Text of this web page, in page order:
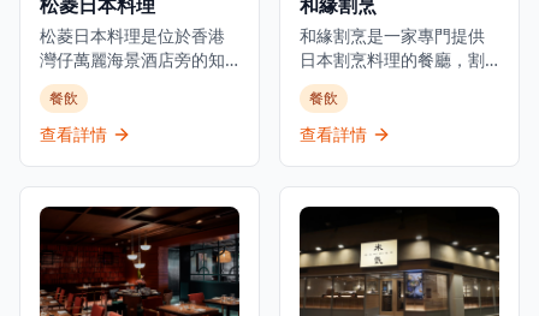
地帶提供精緻的都市用餐
體驗。
與朋友共聚，享受傳統日
式料理的魅力。餐廳以在
元朗區提供高性價比的日
本料理而聞名，無論是想
要品嚐新鮮刺身還是享受
炭火串燒的獨特風味，鳥
松菱日本料理是位於香港
灣仔萬麗海景酒店旁的知
名餐廳，是體驗正宗日式
鐵板燒的頂級選擇。餐廳
以精緻的傳統日本料理和
燒宴席已有超過35年的歷
史，深受本地食客和遊客
喜愛。位於灣仔會議展覽
中心旁，松菱提供壽司吧
和鐵板燒用餐體驗，讓客
餐飲
查看詳情
和緣割烹是一家專門提供
日本割烹料理的餐廳，割
烹是日本最精緻和最悠久
的烹飪傳統之一。餐廳使
用優質的日本食材，隨著
驗。餐廳位於上環新建的
干諾中心29樓，可從私密
的用餐環境中欣賞維多利
亞港的壯麗景色。開放式
廚房讓廚師能與食客互
餐飲
查看詳情